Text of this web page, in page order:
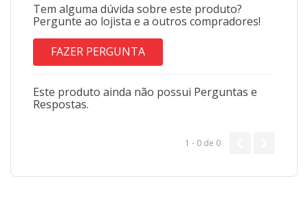
Tem alguma dúvida sobre este produto?
Pergunte ao lojista e a outros compradores!
FAZER PERGUNTA
Este produto ainda não possui Perguntas e
Respostas.
1 - 0 de 0